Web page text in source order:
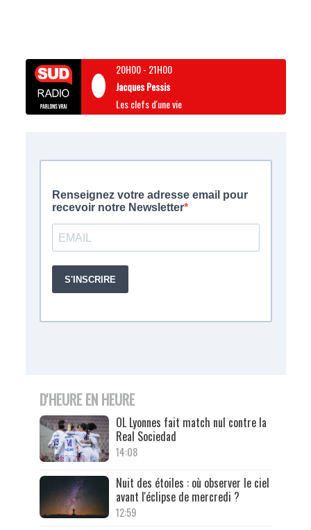
20H00- 21H00
Jacques Pessis
Les clefs d'une vie
D'HEURE EN HEURE
OL Lyonnes fait match nul contre la
Real Sociedad
14:08
Nuit des étoiles : où observer le ciel
avant l'éclipse de mercredi ?
12:59